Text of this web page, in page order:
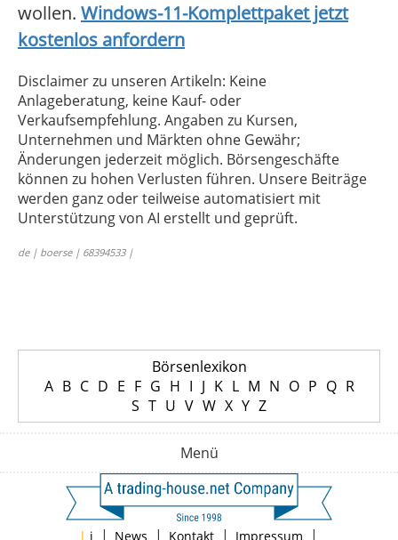
wollen. Windows-11-Komplettpaket jetzt
kostenlos anfordern
Disclaimer zu unseren Artikeln: Keine
Anlageberatung, keine Kauf- oder
Verkaufsempfehlung. Angaben zu Kursen,
Unternehmen und Märkten ohne Gewähr;
Änderungen jederzeit möglich. Börsengeschäfte
können zu hohen Verlusten führen. Unsere Beiträge
werden ganz oder teilweise automatisiert mit
Unterstützung von AI erstellt und geprüft.
de | boerse | 68394533 |
Börsenlexikon
A B C D E F G H I J K L M N O P Q R
S T U V W X Y Z
Menü
| i | News | Kontakt | Impressum |